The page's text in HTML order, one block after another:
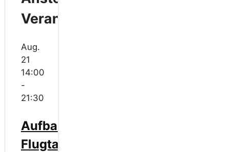
Veranstaltungen
Aug.
21
14:00
-
21:30
Aufbau
Flugtag